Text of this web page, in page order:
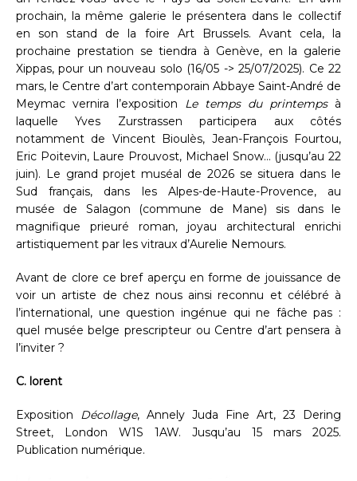
prochain, la même galerie le présentera dans le collectif
en son stand de la foire Art Brussels. Avant cela, la
prochaine prestation se tiendra à Genève, en la galerie
Xippas, pour un nouveau solo (16/05 -> 25/07/2025). Ce 22
mars, le Centre d’art contemporain Abbaye Saint-André de
Meymac vernira l’exposition Le temps du printempsà
laquelle Yves Zurstrassen participera aux côtés
notamment de Vincent Bioulès, Jean-François Fourtou,
Eric Poitevin, Laure Prouvost, Michael Snow… (jusqu’au 22
juin). Le grand projet muséal de 2026 se situera dans le
Sud français, dans les Alpes-de-Haute-Provence, au
musée de Salagon (commune de Mane) sis dans le
magnifique prieuré roman, joyau architectural enrichi
artistiquement par les vitraux d’Aurelie Nemours.
Avant de clore ce bref aperçu en forme de jouissance de
voir un artiste de chez nous ainsi reconnu et célébré à
l’international, une question ingénue qui ne fâche pas :
quel musée belge prescripteur ou Centre d’art pensera à
l’inviter ?
C. lorent
Exposition Décollage, Annely Juda Fine Art, 23 Dering
Street, London W1S 1AW. Jusqu’au 15 mars 2025.
Publication numérique.